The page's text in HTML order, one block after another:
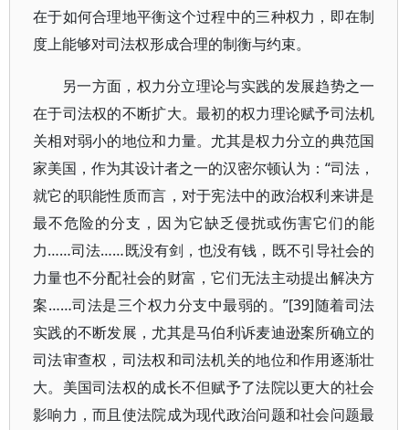
在于如何合理地平衡这个过程中的三种权力，即在制
度上能够对司法权形成合理的制衡与约束。
另一方面，权力分立理论与实践的发展趋势之一
在于司法权的不断扩大。最初的权力理论赋予司法机
关相对弱小的地位和力量。尤其是权力分立的典范国
家美国，作为其设计者之一的汉密尔顿认为：“司法，
就它的职能性质而言，对于宪法中的政治权利来讲是
最不危险的分支，因为它缺乏侵扰或伤害它们的能
力……司法……既没有剑，也没有钱，既不引导社会的
力量也不分配社会的财富，它们无法主动提出解决方
案……司法是三个权力分支中最弱的。”[39]随着司法
实践的不断发展，尤其是马伯利诉麦迪逊案所确立的
司法审查权，司法权和司法机关的地位和作用逐渐壮
大。美国司法权的成长不但赋予了法院以更大的社会
影响力，而且使法院成为现代政治问题和社会问题最